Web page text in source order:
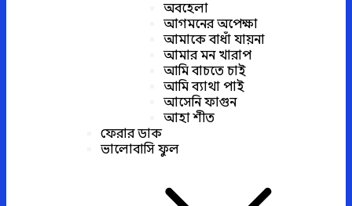
অবহেলা
আগমনের অপেক্ষা
আমাকে বাধাঁ যায়না
আমার মন খারাপ
আমি বাচতে চাই
আমি ব্যাথা পাই
আসেনি ফাগুন
আহা শীত
ফেরার ডাক
ভালোবাসি ফুল